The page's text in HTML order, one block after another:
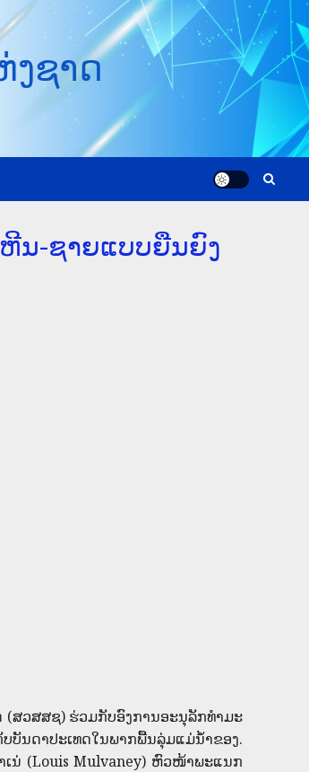
ງຊາດ
ນ-ຊາຍແບບຍືນຍົງ
ສວສສຊ) ຮ່ວມກັບອົງການອະນຸລັກທໍາມະ
ບັນດາປະເທດໃນພາກພື້ນລຸ່ມແມ່ນ້ຳຂອງ.
ນ່ (Louis Mulvaney) ຫົວໜ້າພະແນກ